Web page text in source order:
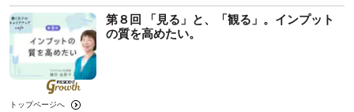
第８回 「見る」と、「観る」。インプット
の質を高めたい。
トップページへ